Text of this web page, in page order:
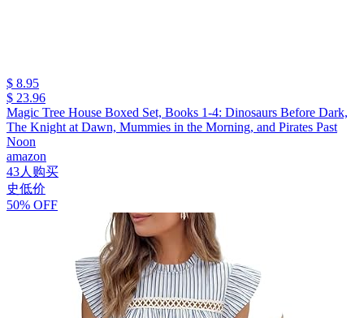
$ 8.95
$ 23.96
Magic Tree House Boxed Set, Books 1-4: Dinosaurs Before Dark,
The Knight at Dawn, Mummies in the Morning, and Pirates Past
Noon
amazon
43人购买
史低价
50% OFF